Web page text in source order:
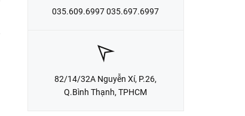
035.609.6997 035.697.6997
82/14/32A Nguyễn Xí, P.26,
Q.Bình Thạnh, TPHCM